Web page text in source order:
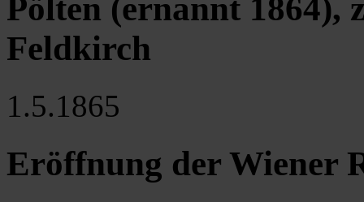
Pölten (ernannt 1864),
Feldkirch
1.5.1865
Eröffnung der Wiener